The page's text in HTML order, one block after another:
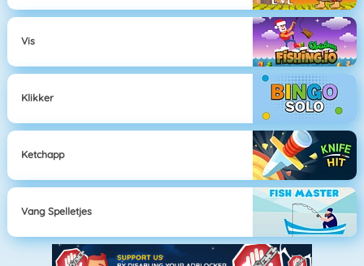
Vis
Klikker
Ketchapp
Vang Spelletjes